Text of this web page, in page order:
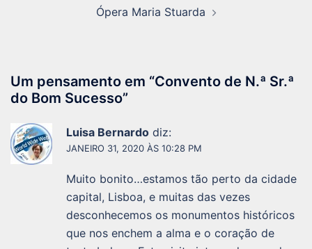
Ópera Maria Stuarda
Um pensamento em “Convento de N.ª Sr.ª
do Bom Sucesso”
Luisa Bernardo diz:
JANEIRO 31, 2020 ÀS 10:28 PM
Muito bonito…estamos tão perto da cidade
capital, Lisboa, e muitas das vezes
desconhecemos os monumentos históricos
que nos enchem a alma e o coração de